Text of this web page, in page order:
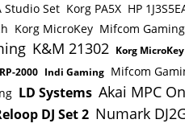
Studio Set Korg PA5X HP
Korg MicroKey Mifcom Gaming
K&M 21302 Korg MicroKey
2000 Indi Gaming Mifcom
LD Systems Akai MPC
DJ Set 2 Numark